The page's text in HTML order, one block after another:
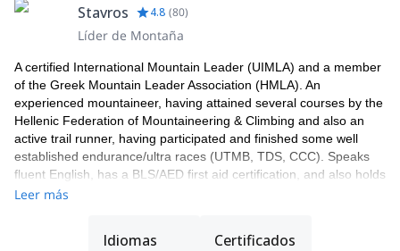
las fotos que quieras.
La actividad terminará de nuevo en el refugio, y tomarás la
itinerario diferente si deseas alojarte en un refugio diferente.
Stavros 4.8 (80)
Líder de Montaña
A certified International Mountain Leader (UIMLA) and a member
of the Greek Mountain Leader Association (HMLA). An
experienced mountaineer, having attained several courses by the
Hellenic Federation of Mountaineering & Climbing and also an
active trail runner, having participated and finished some well
established endurance/ultra races (UTMB, TDS, CCC). Speaks
fluent English, has a BLS/AED first aid certification, and also holds
a Master’s and Bachelor degree in Marketing and Business
Leer más
Idiomas Certificados